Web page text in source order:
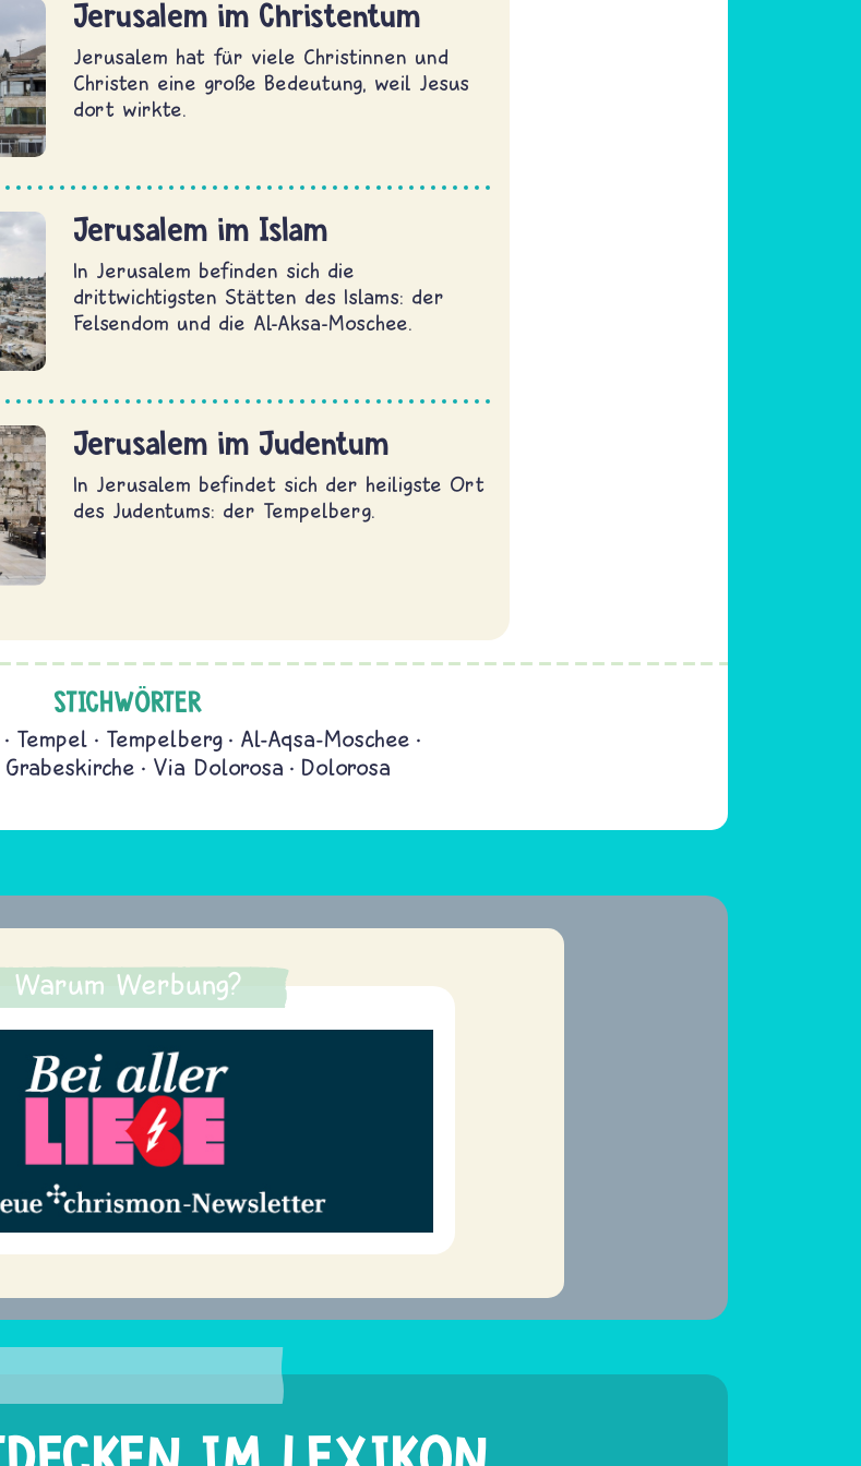
Jerusalem im Christentum
Jerusalem hat für viele Christinnen und
Christen eine große Bedeutung, weil Jesus
dort wirkte.
Jerusalem im Islam
In Jerusalem befinden sich die
drittwichtigsten Stätten des Islams: der
Felsendom und die Al-Aksa-Moschee.
Jerusalem im Judentum
In Jerusalem befindet sich der heiligste Ort
des Judentums: der Tempelberg.
STICHWÖRTER
Tempel Tempelberg
Al-Aqsa-Moschee
Grabeskirche Via Dolorosa Dolorosa
Warum Werbung?